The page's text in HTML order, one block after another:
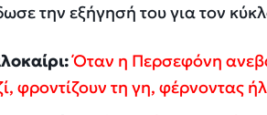
την εξήγησή του για τον
Όταν η Περσεφόνη
φροντίζουν τη γη, φέρνοντας